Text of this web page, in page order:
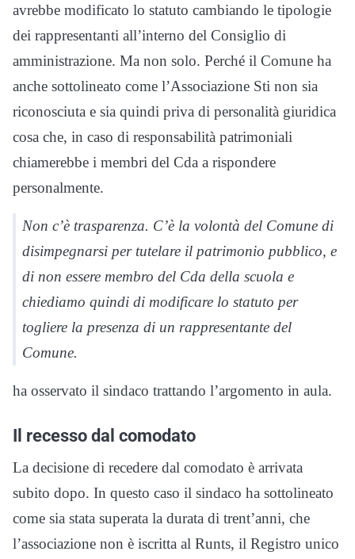
avrebbe modificato lo statuto cambiando le tipologie
dei rappresentanti all’interno del Consiglio di
amministrazione. Ma non solo. Perché il Comune ha
anche sottolineato come l’Associazione Sti non sia
riconosciuta e sia quindi priva di personalità giuridica
cosa che, in caso di responsabilità patrimoniali
chiamerebbe i membri del Cda a rispondere
personalmente.
Non c’è trasparenza. C’è la volontà del Comune di
disimpegnarsi per tutelare il patrimonio pubblico, e
di non essere membro del Cda della scuola e
chiediamo quindi di modificare lo statuto per
togliere la presenza di un rappresentante del
Comune.
ha osservato il sindaco trattando l’argomento in aula.
Il recesso dal comodato
La decisione di recedere dal comodato è arrivata
subito dopo. In questo caso il sindaco ha sottolineato
come sia stata superata la durata di trent’anni, che
l’associazione non è iscritta al Runts, il Registro unico